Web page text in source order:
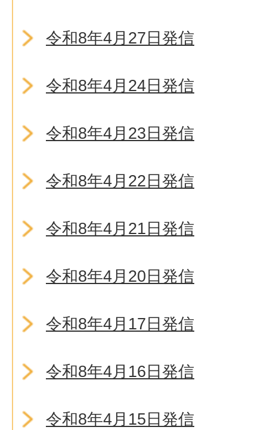
令和8年4月27日発信
令和8年4月24日発信
令和8年4月23日発信
令和8年4月22日発信
令和8年4月21日発信
令和8年4月20日発信
令和8年4月17日発信
令和8年4月16日発信
令和8年4月15日発信